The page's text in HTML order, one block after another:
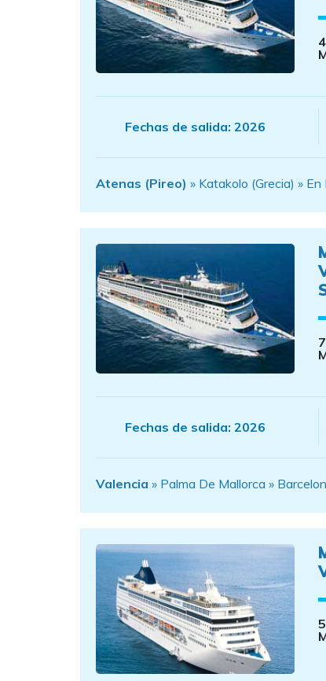
Fechas de salida: 2026
Atenas (Pireo) » Katakolo (Grecia) »
Fechas de salida: 2026
Valencia » Palma De Mallorca »